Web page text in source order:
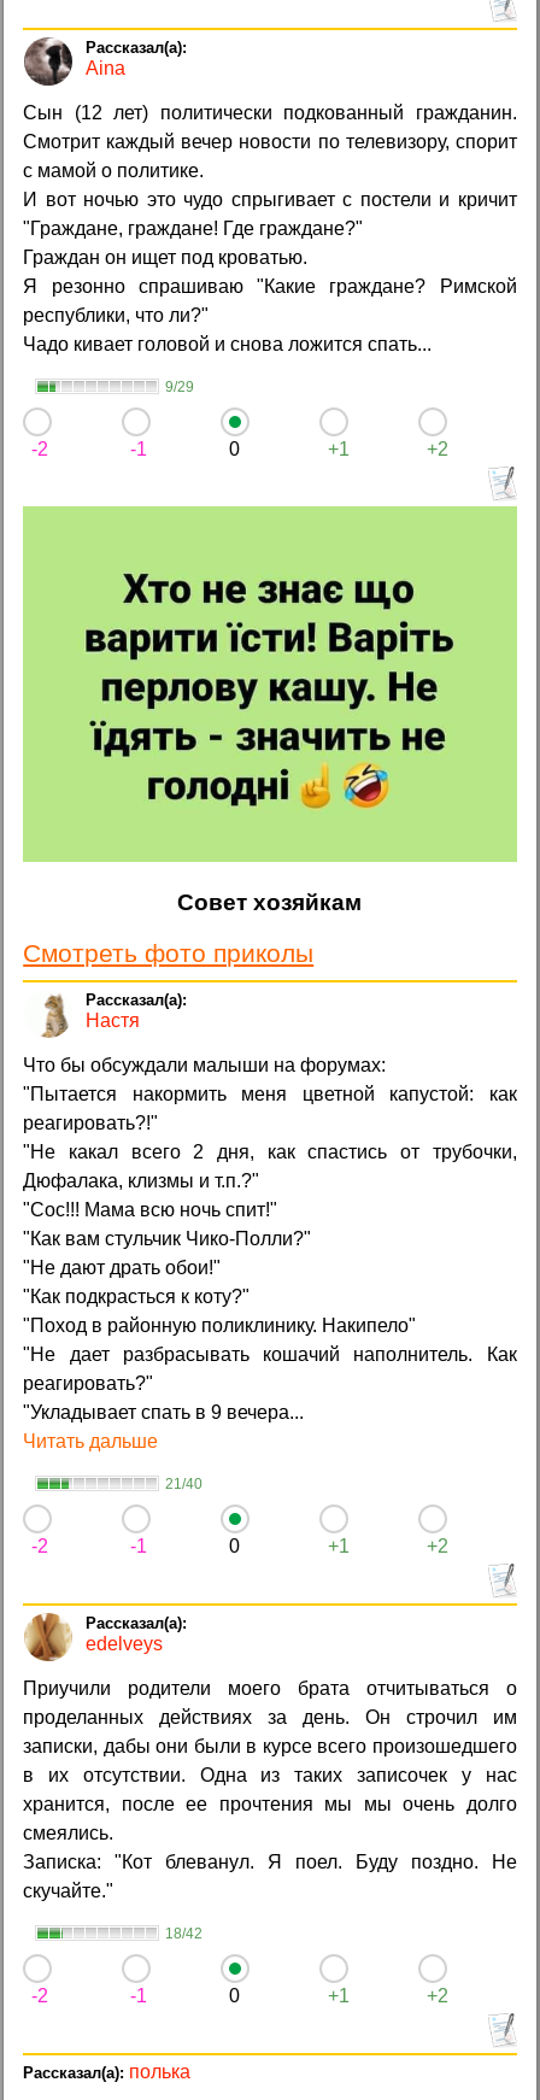
Aina
Сын (12 лет) политически подкованный гражданин.
Смотрит каждый вечер новости по телевизору, спорит
с мамой о политике.
И вот ночью это чудо спрыгивает с постели и кричит
"Граждане, граждане! Где граждане?"
Граждан он ищет под кроватью.
Я резонно спрашиваю "Какие граждане? Римской
республики, что ли?"
Чадо кивает головой и снова ложится спать...
9/29
-2 -1 0 +1 +2
Совет хозяйкам
Смотреть фото приколы
Настя
Что бы обсуждали малыши на форумах:
"Пытается накормить меня цветной капустой: как
реагировать?!"
"Не какал всего 2 дня, как спастись от трубочки,
Дюфалака, клизмы и т.п.?"
"Сос!!! Мама всю ночь спит!"
"Как вам стульчик Чико-Полли?"
"Не дают драть обои!"
"Как подкрасться к коту?"
"Поход в районную поликлинику. Накипело"
"Не дает разбрасывать кошачий наполнитель. Как
реагировать?"
"Укладывает спать в 9 вечера...
Читать дальше
21/40
-2 -1 0 +1 +2
edelveys
Приучили родители моего брата отчитываться о
проделанных действиях за день. Он строчил им
записки, дабы они были в курсе всего произошедшего
в их отсутствии. Одна из таких записочек у нас
хранится, после ее прочтения мы мы очень долго
смеялись.
Записка: "Кот блеванул. Я поел. Буду поздно. Не
скучайте."
18/42
-2 -1 0 +1 +2
полька